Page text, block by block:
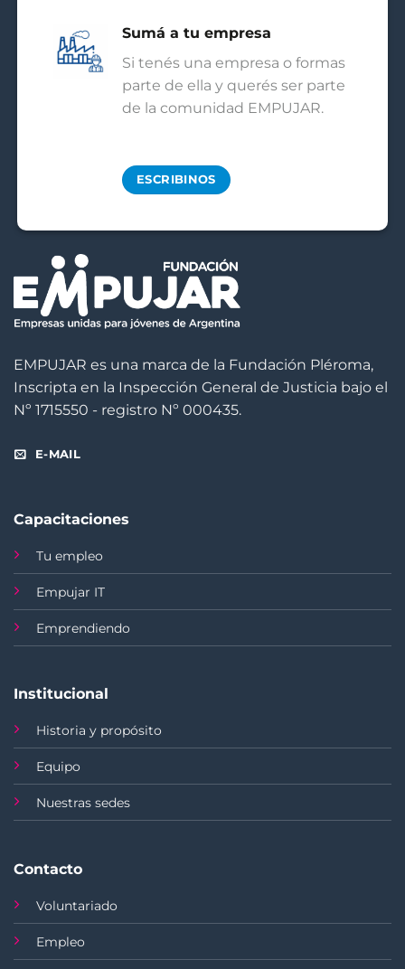
Sumá a tu empresa
Si tenés una empresa o formas
parte de ella y querés ser parte
de la comunidad EMPUJAR.
ESCRIBINOS
EMPUJAR es una marca de la Fundación Pléroma,
Inscripta en la Inspección General de Justicia bajo el
Nº 1715550 - registro Nº 000435.
E-MAIL
Capacitaciones
Tu empleo
Empujar IT
Emprendiendo
Institucional
Historia y propósito
Equipo
Nuestras sedes
Contacto
Voluntariado
Empleo